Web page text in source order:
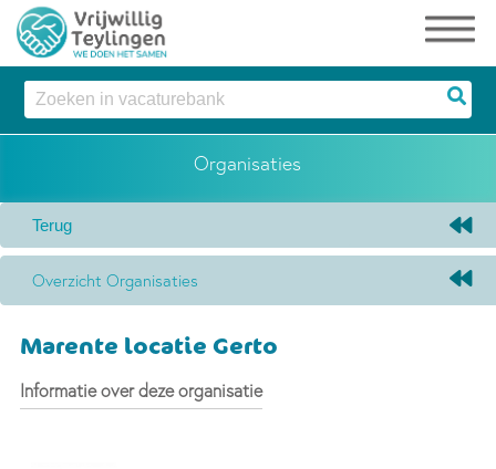
Organisaties
Overzicht Organisaties
Marente locatie Gerto
Informatie over deze organisatie